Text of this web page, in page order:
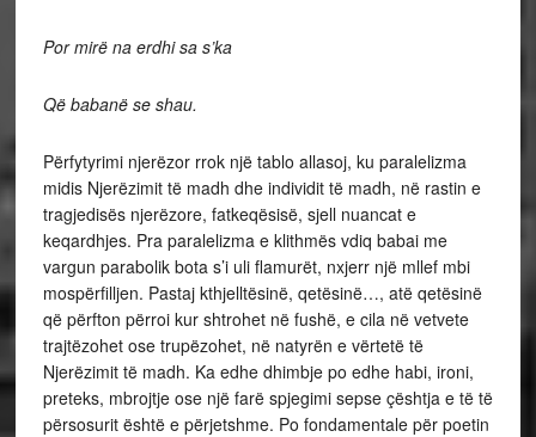
Por mirë na erdhi sa s’ka
Që babanë se shau.
Përfytyrimi njerëzor rrok një tablo allasoj, ku paralelizma
midis Njerëzimit të madh dhe individit të madh, në rastin e
tragjedisës njerëzore, fatkeqësisë, sjell nuancat e
keqardhjes. Pra paralelizma e klithmës vdiq babai me
vargun parabolik bota s’i uli flamurët, nxjerr një mllef mbi
mospërfilljen. Pastaj kthjelltësinë, qetësinë…, atë qetësinë
që përfton përroi kur shtrohet në fushë, e cila në vetvete
trajtëzohet ose trupëzohet, në natyrën e vërtetë të
Njerëzimit të madh. Ka edhe dhimbje po edhe habi, ironi,
preteks, mbrojtje ose një farë spjegimi sepse çështja e të të
përsosurit është e përjetshme. Po fondamentale për poetin